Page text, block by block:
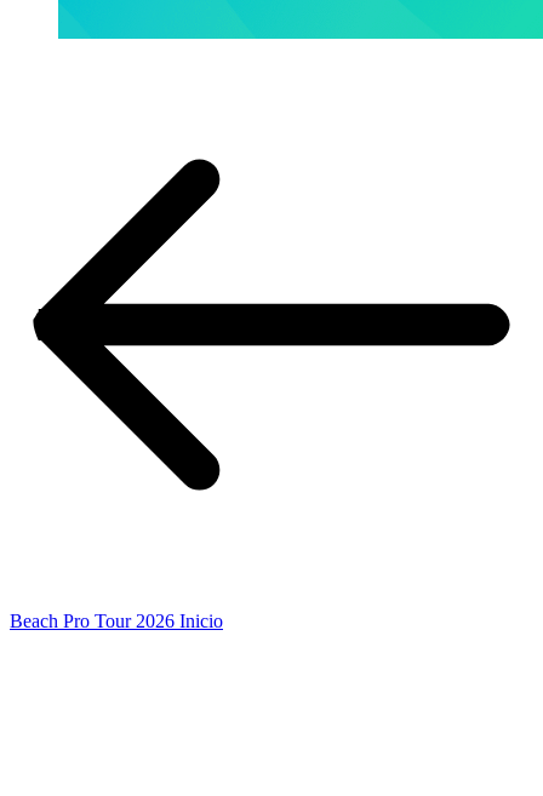
Beach Pro Tour 2026 Inicio